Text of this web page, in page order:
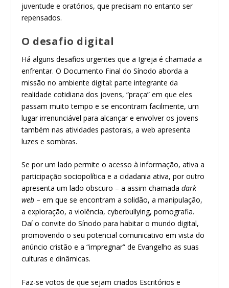
juventude e oratórios, que precisam no entanto ser
repensados.
O desafio digital
Há alguns desafios urgentes que a Igreja é chamada a
enfrentar. O Documento Final do Sínodo aborda a
missão no ambiente digital: parte integrante da
realidade cotidiana dos jovens, “praça” em que eles
passam muito tempo e se encontram facilmente, um
lugar irrenunciável para alcançar e envolver os jovens
também nas atividades pastorais, a web apresenta
luzes e sombras.
Se por um lado permite o acesso à informação, ativa a
participação sociopolítica e a cidadania ativa, por outro
apresenta um lado obscuro – a assim chamadadark
web – em que se encontram a solidão, a manipulação,
a exploração, a violência, cyberbullying, pornografia.
Daí o convite do Sínodo para habitar o mundo digital,
promovendo o seu potencial comunicativo em vista do
anúncio cristão e a “impregnar” de Evangelho as suas
culturas e dinâmicas.
Faz-se votos de que sejam criados Escritórios e